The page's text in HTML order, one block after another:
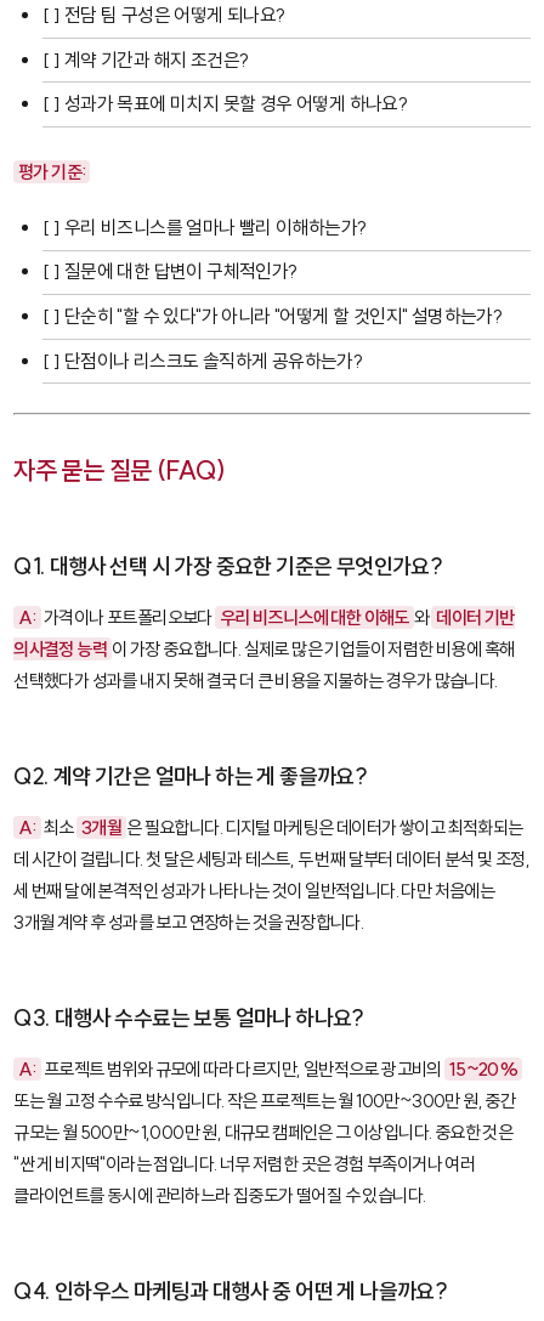
[ ] 전담 팀 구성은 어떻게 되나요?
[ ] 계약 기간과 해지 조건은?
[ ] 성과가 목표에 미치지 못할 경우 어떻게 하나요?
평가 기준:
[ ] 우리 비즈니스를 얼마나 빨리 이해하는가?
[ ] 질문에 대한 답변이 구체적인가?
[ ] 단순히 "할 수 있다"가 아니라 "어떻게 할 것인지" 설명하는가?
[ ] 단점이나 리스크도 솔직하게 공유하는가?
자주 묻는 질문 (FAQ)
Q1. 대행사 선택 시 가장 중요한 기준은 무엇인가요?
A: 가격이나 포트폴리오보다 우리 비즈니스에 대한 이해도 와 데이터 기반
의사결정 능력 이 가장 중요합니다. 실제로 많은 기업들이 저렴한 비용에 혹해
선택했다가 성과를 내지 못해 결국 더 큰 비용을 지불하는 경우가 많습니다.
Q2. 계약 기간은 얼마나 하는 게 좋을까요?
A: 최소 3개월 은 필요합니다. 디지털 마케팅은 데이터가 쌓이고 최적화되는
데 시간이 걸립니다. 첫 달은 세팅과 테스트, 두 번째 달부터 데이터 분석 및 조정,
세 번째 달에 본격적인 성과가 나타나는 것이 일반적입니다. 다만 처음에는
3개월 계약 후 성과를 보고 연장하는 것을 권장합니다.
Q3. 대행사 수수료는 보통 얼마나 하나요?
A: 프로젝트 범위와 규모에 따라 다르지만, 일반적으로 광고비의 15~20%
또는 월 고정 수수료 방식입니다. 작은 프로젝트는 월 100만~300만 원, 중간
규모는 월 500만~1,000만 원, 대규모 캠페인은 그 이상입니다. 중요한 것은
"싼 게 비지떡"이라는 점입니다. 너무 저렴한 곳은 경험 부족이거나 여러
클라이언트를 동시에 관리하느라 집중도가 떨어질 수 있습니다.
Q4. 인하우스 마케팅과 대행사 중 어떤 게 나을까요?